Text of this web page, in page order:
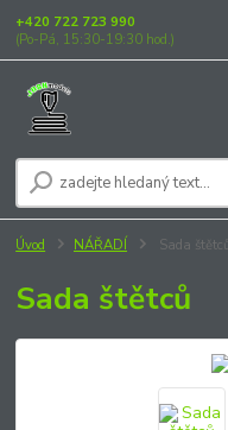
+420 722 723 990
(Po-Pá, 15:30-19:30 hod.)
Úvod NÁŘADÍ Sada štětců
Sada štětců